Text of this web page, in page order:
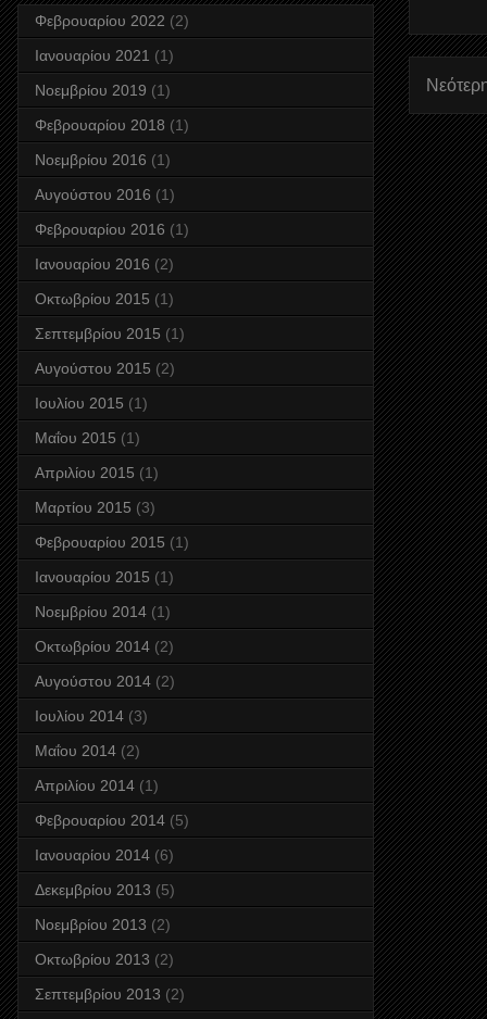
Φεβρουαρίου 2022 (2)
Ιανουαρίου 2021 (1)
Νοεμβρίου 2019 (1)
Φεβρουαρίου 2018 (1)
Νοεμβρίου 2016 (1)
Αυγούστου 2016 (1)
Φεβρουαρίου 2016 (1)
Ιανουαρίου 2016 (2)
Οκτωβρίου 2015 (1)
Σεπτεμβρίου 2015 (1)
Αυγούστου 2015 (2)
Ιουλίου 2015 (1)
Μαΐου 2015 (1)
Απριλίου 2015 (1)
Μαρτίου 2015 (3)
Φεβρουαρίου 2015 (1)
Ιανουαρίου 2015 (1)
Νοεμβρίου 2014 (1)
Οκτωβρίου 2014 (2)
Αυγούστου 2014 (2)
Ιουλίου 2014 (3)
Μαΐου 2014 (2)
Απριλίου 2014 (1)
Φεβρουαρίου 2014 (5)
Ιανουαρίου 2014 (6)
Δεκεμβρίου 2013 (5)
Νοεμβρίου 2013 (2)
Οκτωβρίου 2013 (2)
Σεπτεμβρίου 2013 (2)